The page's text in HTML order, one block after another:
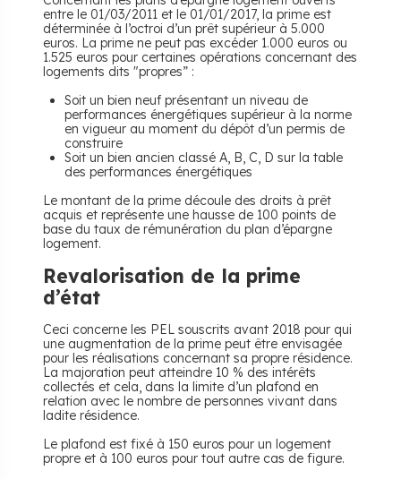
entre le 01/03/2011 et le 01/01/2017, la prime est
déterminée à l’octroi d’un prêt supérieur à 5.000
euros. La prime ne peut pas excéder 1.000 euros ou
1.525 euros pour certaines opérations concernant des
logements dits "propres” :
Soit un bien neuf présentant un niveau de
performances énergétiques supérieur à la norme
en vigueur au moment du dépôt d’un permis de
construire
Soit un bien ancien classé A, B, C, D sur la table
des performances énergétiques
Le montant de la prime découle des droits à prêt
acquis et représente une hausse de 100 points de
base du taux de rémunération du plan d’épargne
logement.
Revalorisation de la prime
d’état
Ceci concerne les PEL souscrits avant 2018 pour qui
une augmentation de la prime peut être envisagée
pour les réalisations concernant sa propre résidence.
La majoration peut atteindre 10 % des intérêts
collectés et cela, dans la limite d’un plafond en
relation avec le nombre de personnes vivant dans
ladite résidence.
Le plafond est fixé à 150 euros pour un logement
propre et à 100 euros pour tout autre cas de figure.